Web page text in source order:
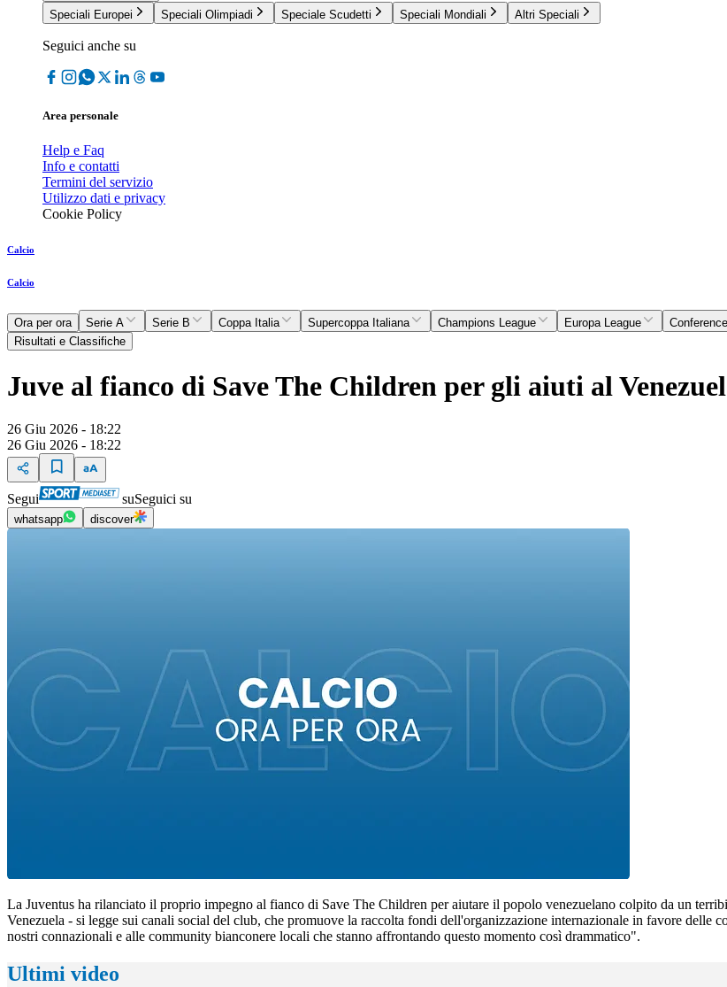
Speciali Europei
Speciali Olimpiadi Speciale Scudetti Speciali Mondiali Altri Speciali
Seguici anche su
Area personale
Help e Faq
Info e contatti
Termini del servizio
Utilizzo dati e privacy
Cookie Policy
Calcio
Calcio
Ora per ora Serie A Serie B Coppa Italia Supercoppa Italiana Champions League Europa League
Risultati e Classifiche
Juve al fianco di Save The Children per gli aiuti al
26 Giu 2026 - 18:22
26 Giu 2026 - 18:22
Segui suSeguici su
whatsapp discover
La Juventus ha rilanciato il proprio impegno al fianco di Save The Children per aiutare il popolo venezuelano colpito da un
Venezuela - si legge sui canali social del club, che promuove la raccolta fondi dell'organizzazione internazionale in favore delle
nostri connazionali e alle community bianconere locali che stanno affrontando questo momento così drammatico".
Ultimi video